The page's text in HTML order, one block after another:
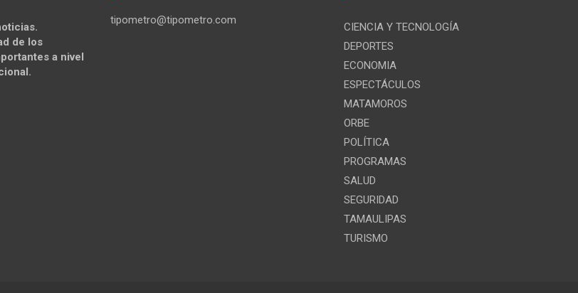
de los
a nivel
tipometro@tipometro.com
CIENCIA Y TECNOLOGÍA
DEPORTES
ECONOMIA
ESPECTÁCULOS
MATAMOROS
ORBE
POLÍTICA
PROGRAMAS
SALUD
SEGURIDAD
TAMAULIPAS
TURISMO